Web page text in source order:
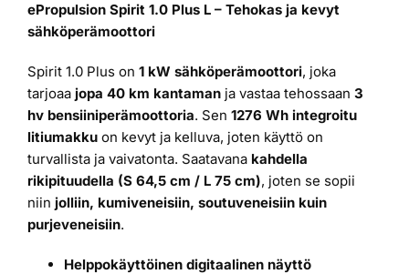
390,00 €.
190,00 €.
ePropulsion Spirit 1.0 Plus L – Tehokas ja kevyt
sähköperämoottori
Spirit 1.0 Plus on 1 kW sähköperämoottori, joka
tarjoaa jopa 40 km kantaman ja vastaa tehossaan 3
hv bensiiniperämoottoria. Sen 1276 Wh integroitu
litiumakku on kevyt ja kelluva, joten käyttö on
turvallista ja vaivatonta. Saatavana kahdella
rikipituudella (S 64,5 cm / L 75 cm), joten se sopii
niin jolliin, kumiveneisiin, soutuveneisiin kuin
purjeveneisiin.
Helppokäyttöinen digitaalinen näyttö